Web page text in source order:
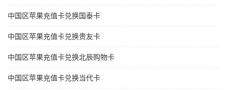
中国区苹果充值卡兑换国泰卡
中国区苹果充值卡兑换贵友卡
中国区苹果充值卡兑换北辰购物卡
中国区苹果充值卡兑换当代卡